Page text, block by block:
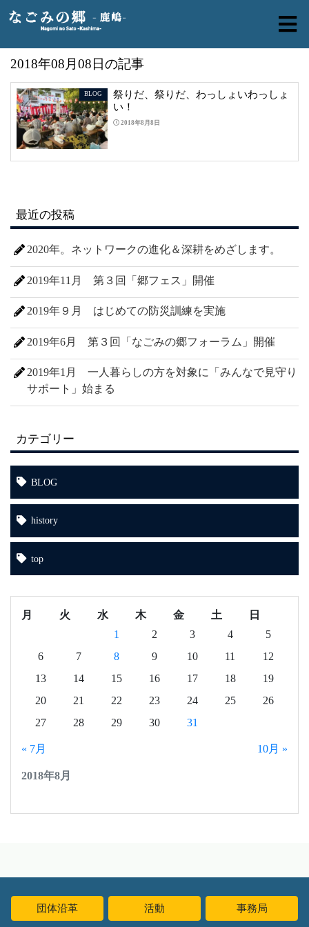
2018年08月08日の記事
BLOG
祭りだ、祭りだ、わっしょいわっしょ
い！
2018年8月8日
最近の投稿
2020年。ネットワークの進化＆深耕をめざします。
2019年11月 第３回「郷フェス」開催
2019年９月 はじめての防災訓練を実施
2019年6月 第３回「なごみの郷フォーラム」開催
2019年1月 一人暮らしの方を対象に「みんなで見守り
サポート」始まる
カテゴリー
BLOG
history
top
2018年8月
月 火 水 木 金 土 日
« 7月 10月 »
1 2 3 4
5
6
7 8 9 10 11
12
13
14 15 16 17 18
19
20
21 22 23 24 25
26
27
28 29 30 31
団体沿革 活動 事務局